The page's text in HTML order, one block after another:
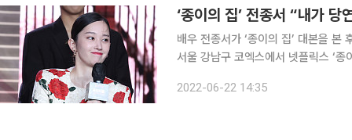
‘종이의 집’ 전종서 “내가
배우 전종서가 ‘종이의 집’ 대본을 본
서울 강남구 코엑스에서 넷플릭스 ‘
키), 이규호, 김홍선 감독과 류용재 작
2022-06-22 14:35